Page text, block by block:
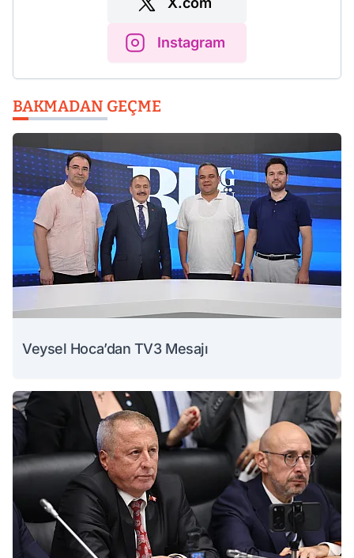
Instagram
BAKMADAN GEÇME
Veysel Hoca’dan TV3 Mesajı